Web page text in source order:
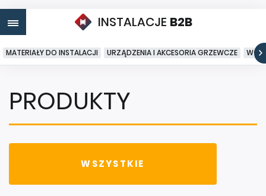
INSTALACJE B2B
MATERIAŁY DO INSTALACJI URZĄDZENIA I AKCESORIA GRZEWCZE
PRODUKTY
WSZYSTKIE